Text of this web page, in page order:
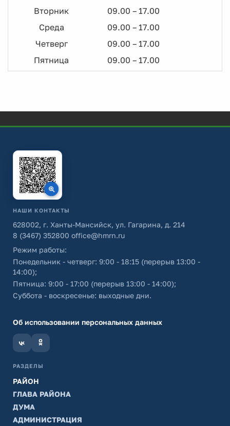
Вторник
09.00 – 17.00
Среда
09.00 – 17.00
Четверг
09.00 – 17.00
Пятница
09.00 – 17.00
НАШИ КОНТАКТЫ
628002, г. Ханты-Мансийск, ул. Гагарина, д. 214
8 (3467) 352800 office@hmrn.ru
Режим работы:
Понедельник - четверг: 9:00 - 18:15 (перерыв 13:00 -
14:00);
Пятница: 9:00 - 17:00 (перерыв 13:00 - 14:00);
Суббота - воскресенье: выходные дни.
Об использовании персональных данных
РАЗДЕЛЫ
РАЙОН
ГЛАВА РАЙОНА
ДУМА
АДМИНИСТРАЦИЯ